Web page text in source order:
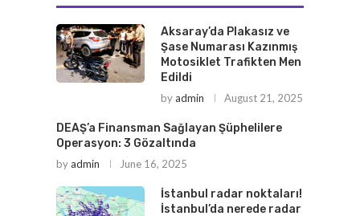
Aksaray’da Plakasız ve
Şase Numarası Kazınmış
Motosiklet Trafikten Men
Edildi
byadmin August 21, 2025
DEAŞ’a Finansman Sağlayan Şüphelilere
Operasyon: 3 Gözaltında
byadmin June 16, 2025
İstanbul radar noktaları!
İstanbul’da nerede radar